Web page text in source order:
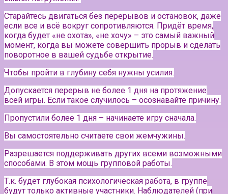
Старайтесь двигаться без перерывов и остановок, даже
если все и всё вокруг сопротивляются. Придёт время,
когда будет «не охота», «не хочу» – это самый важный
момент, когда вы можете совершить прорыв и сделать
поворотное в вашей судьбе открытие.
Чтобы пройти в глубину себя нужны усилия.
Допускается перерыв не более 1 дня на протяжение
всей игры. Если такое случилось – осознавайте причину.
Пропустили более 1 дня – начинаете игру сначала.
Вы самостоятельно считаете свои жемчужины.
Разрешается поддерживать других всеми возможными
способами. В этом мощь групповой работы.
Т.к. будет глубокая психологическая работа, в группе
будут только активные участники. Наблюдателей (при